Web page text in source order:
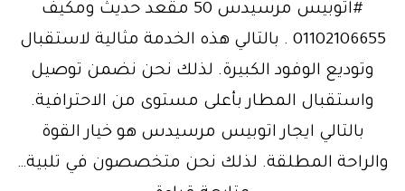
#اتوبيس مرسيدس 50 مقعد حديث ومكيف
01102106655 . بالتالي هذه الخدمة مثالية لاستقبال
وتوديع الوفود الكبيرة. لذلك نحن نضمن توصيل
واستقبال المطار بأعلى مستوى من الاحترافية.
بالتالي ايجار اتوبيس مرسيدس هو خيار القوة
والراحة المطلقة. لذلك نحن متخصصون في تلبية…